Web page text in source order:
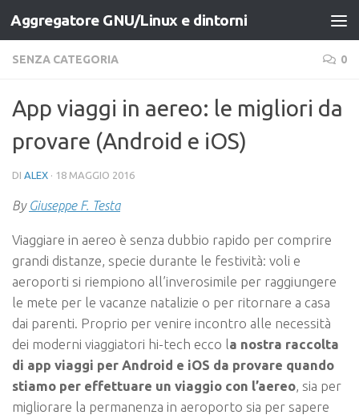
Salta al contenuto
Aggregatore GNU/Linux e dintorni
SENZA CATEGORIA 0
App viaggi in aereo: le migliori da
provare (Android e iOS)
DI ALEX · 18 MAGGIO 2016
By Giuseppe F. Testa
Viaggiare in aereo è senza dubbio rapido per comprire
grandi distanze, specie durante le festività: voli e
aeroporti si riempiono all’inverosimile per raggiungere
le mete per le vacanze natalizie o per ritornare a casa
dai parenti. Proprio per venire incontro alle necessità
dei moderni viaggiatori hi-tech ecco la nostra raccolta
di app viaggi per Android e iOS da provare quando
stiamo per effettuare un viaggio con l’aereo , sia per
migliorare la permanenza in aeroporto sia per sapere